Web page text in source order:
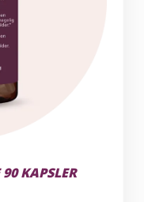
KAPSLER